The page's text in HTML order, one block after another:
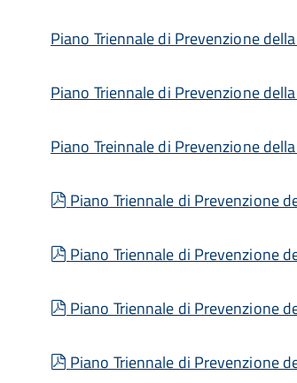
Piano Triennale di Prevenzione
Piano Triennale di Prevenzione
Piano Treinnale di Prevenzione
pdf
Piano Triennale di Prevenzione
pdf
Piano Triennale di Prevenzione
pdf
Piano Triennale di Prevenzione
pdf
Piano Triennale di Prevenzione